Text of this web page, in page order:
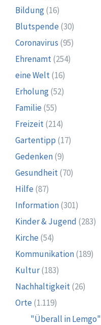
Bildung(16)
Blutspende (30)
Coronavirus (95)
Ehrenamt(254)
eine Welt(16)
Erholung(52)
Familie (55)
Freizeit(214)
Gartentipp (17)
Gedenken(9)
Gesundheit(70)
Hilfe (87)
Information(301)
Kinder & Jugend (283)
Kirche (54)
Kommunikation(189)
Kultur(183)
Nachhaltigkeit(26)
Orte (1.119)
"Überall in Lemgo"